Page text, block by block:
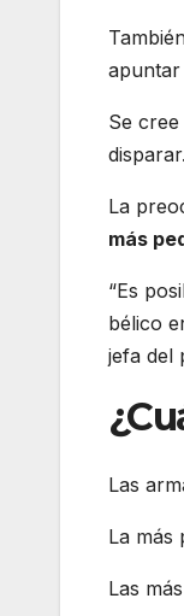
apuntar
Se
disparar.
La
más
“Es
bélico
jefa del
Las
La más
Las